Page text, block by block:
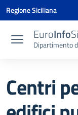
Vai ai contenuti
Vai al menu di
Vai al footer
Vai al banner delle
Regione Siciliana
EuroInfo
Dipartimento
Centri